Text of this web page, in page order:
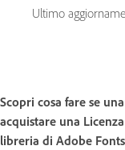
Ultimo
Scopri cosa fare se
acquistare una
libreria di Adobe